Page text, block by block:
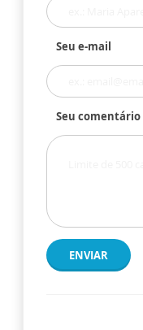
Seu e-mail
Seu comentário
ENVIAR